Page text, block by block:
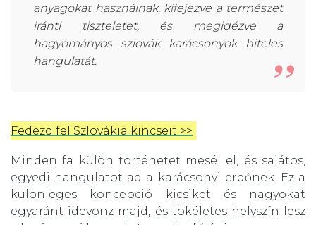
anyagokat használnak, kifejezve a természet
iránti tiszteletet, és megidézve a
hagyományos szlovák karácsonyok hiteles
hangulatát.
Fedezd fel Szlovákia kincseit >>
Minden fa külön történetet mesél el, és sajátos,
egyedi hangulatot ad a karácsonyi erdőnek. Ez a
különleges koncepció kicsiket és nagyokat
egyaránt idevonz majd, és tökéletes helyszín lesz